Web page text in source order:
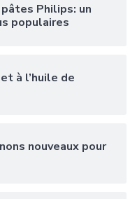
Philips: un
populaires
à l’huile de
nouveaux pour